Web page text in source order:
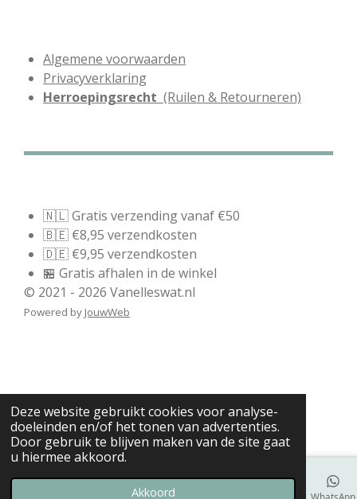
Deze website gebruikt cookies voor analyse-
doeleinden en/of het tonen van advertenties.
Door gebruik te blijven maken van de site gaat
u hiermee akkoord.
Akkoord
Algemene voorwaarden
Privacyverklaring
Herroepingsrecht (Ruilen & Retourneren)
🇳🇱 Gratis verzending vanaf €50
🇧🇪 €8,95 verzendkosten
🇩🇪 €9,95 verzendkosten
🏪 Gratis afhalen in de winkel
© 2021 - 2026 Vanelleswat.nl
Powered by JouwWeb